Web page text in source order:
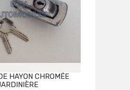
HAYON CHROMÉE